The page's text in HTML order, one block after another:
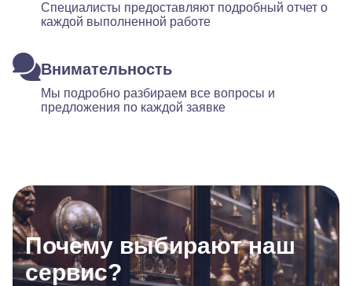
Специалисты предоставляют подробный отчет о
каждой выполненной работе
Внимательность
Мы подробно разбираем все вопросы и
предложения по каждой заявке
Почему выбирают наш
сервис?